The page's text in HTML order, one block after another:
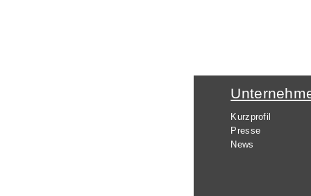
Kurzprofil
Presse
News